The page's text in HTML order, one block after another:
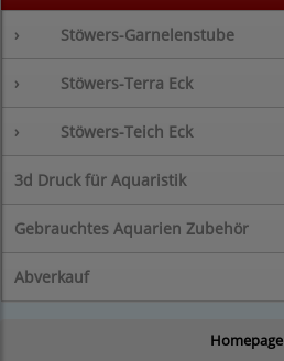
› Stöwers-Garnelenstube
› Stöwers-Terra Eck
› Stöwers-Teich Eck
3d Druck für Aquaristik
Gebrauchtes Aquarien Zubehör
Abverkauf
Homepage